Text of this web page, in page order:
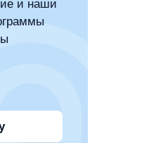
и наши